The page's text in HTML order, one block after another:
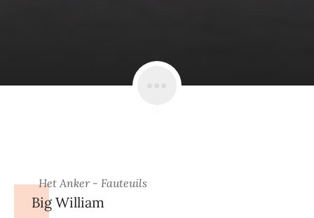
Het Anker - Fauteuils
Big William